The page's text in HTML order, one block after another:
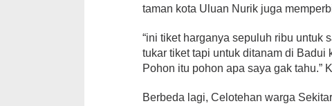
taman kota Uluan Nurik juga
“ini tiket harganya sepuluh ribu untuk
tukar tiket tapi untuk ditanam di
Pohon itu pohon apa saya gak tahu.”
Berbeda lagi, Celotehan warga